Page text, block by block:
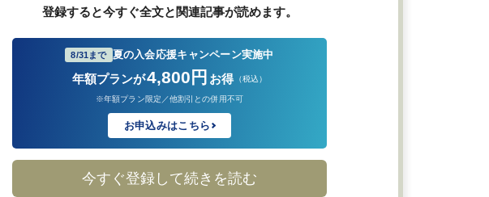
登録すると今すぐ全文と関連記事が読めます。
8/31まで 夏の入会応援キャンペーン実施中
年額プランが4,800円 お得 （税込）
※年額プラン限定／他割引との併用不可
お申込みはこちら
今すぐ登録して続きを読む